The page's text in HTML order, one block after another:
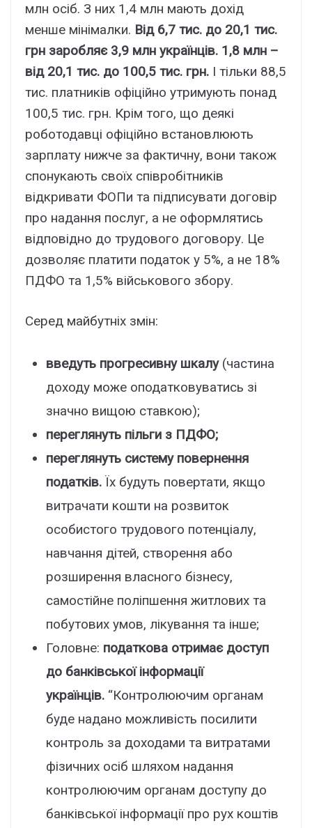
млн осіб. З них 1,4 млн мають дохід
менше мінімалки. Від 6,7 тис. до 20,1 тис.
грн заробляє 3,9 млн українців. 1,8 млн –
від 20,1 тис. до 100,5 тис. грн. І тільки 88,5
тис. платників офіційно утримують понад
100,5 тис. грн. Крім того, що деякі
роботодавці офіційно встановлюють
зарплату нижче за фактичну, вони також
спонукають своїх співробітників
відкривати ФОПи та підписувати договір
про надання послуг, а не оформлятись
відповідно до трудового договору. Це
дозволяє платити податок у 5%, а не 18%
ПДФО та 1,5% військового збору.
Серед майбутніх змін:
введуть прогресивну шкалу(частина
доходу може оподатковуватись зі
значно вищою ставкою);
переглянуть пільги з ПДФО;
переглянуть систему повернення
податків. Їх будуть повертати, якщо
витрачати кошти на розвиток
особистого трудового потенціалу,
навчання дітей, створення або
розширення власного бізнесу,
самостійне поліпшення житлових та
побутових умов, лікування та інше;
Головне: податкова отримає доступ
до банківської інформації
українців. “Контролюючим органам
буде надано можливість посилити
контроль за доходами та витратами
фізичних осіб шляхом надання
контролюючим органам доступу до
банківської інформації про рух коштів